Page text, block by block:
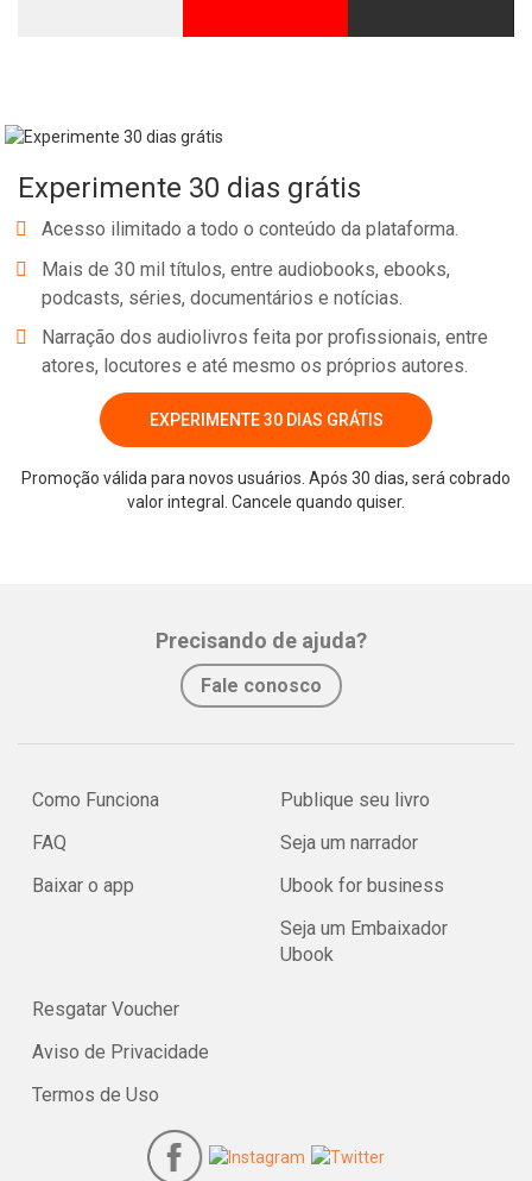
Experimente 30 dias grátis
Acesso ilimitado a todo o conteúdo da plataforma.
Mais de 30 mil títulos, entre audiobooks, ebooks,
podcasts, séries, documentários e notícias.
Narração dos audiolivros feita por profissionais, entre
atores, locutores e até mesmo os próprios autores.
EXPERIMENTE 30 DIAS GRÁTIS
Promoção válida para novos usuários. Após 30 dias, será cobrado
valor integral. Cancele quando quiser.
Precisando de ajuda?
Fale conosco
Como Funciona
FAQ
Baixar o app
Publique seu livro
Seja um narrador
Ubook for business
Seja um Embaixador
Ubook
Resgatar Voucher
Aviso de Privacidade
Termos de Uso